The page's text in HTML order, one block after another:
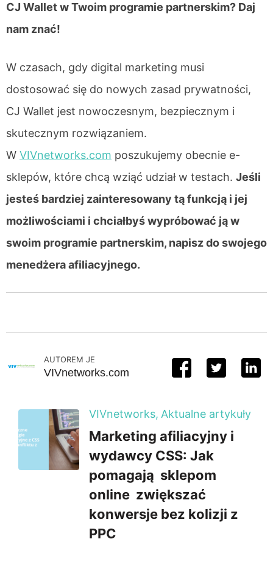
CJ Wallet w Twoim programie partnerskim? Daj
nam znać!
W czasach, gdy digital marketing musi
dostosować się do nowych zasad prywatności,
CJ Wallet jest nowoczesnym, bezpiecznym i
skutecznym rozwiązaniem.
W VIVnetworks.com poszukujemy obecnie e-
sklepów, które chcą wziąć udział w testach. Jeśli
jesteś bardziej zainteresowany tą funkcją i jej
możliwościami i chciałbyś wypróbować ją w
swoim programie partnerskim, napisz do swojego
menedżera afiliacyjnego.
AUTOREM JE
VIVnetworks.com
Marketing afiliacyjny i
wydawcy CSS: Jak
pomagają sklepom
online zwiększać
konwersje bez kolizji z
PPC
VIVnetworks, Aktualne artykuły